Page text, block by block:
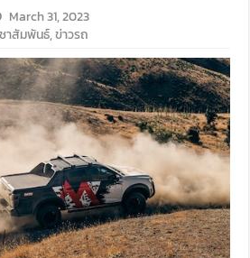
March 31, 2023
าสัมพันธ์,ข่าวรถ